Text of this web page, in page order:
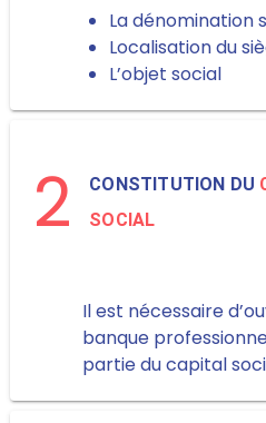
La dénomination
Localisation du
L’objet social
2 CONSTITUTION DU
SOCIAL
Il est nécessaire
banque
partie du capital